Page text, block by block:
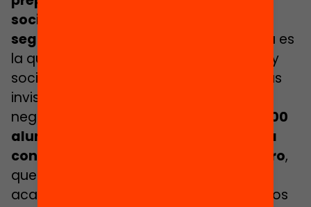
socioeconómica por encima de la
segregación étnica
. Si bien esta última es
la que más preocupa a escala política y
social, la segregación de clase es la más
invisible y la que tiene un impacto más
negativo en la sociedad.
Más de 200.000
alumnos estudian en centros con una
concentración alta de familias en paro,
que perciben la renta mínima o que
acaban de llegar al país. En estos centros